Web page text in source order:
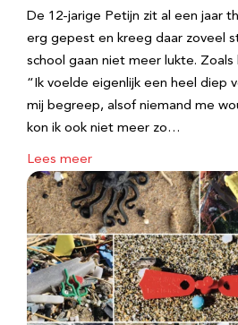
De 12-jarige Petijn zit al een jaar
erg gepest en kreeg daar zoveel
school gaan niet meer lukte.
“Ik voelde eigenlijk een heel diep
mij begreep, alsof niemand me
kon ik ook niet meer zo…
Lees meer